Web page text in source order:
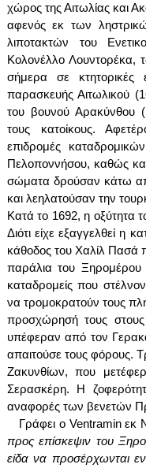
χώρος της Αιτωλίας και
αφενός εκ των
λιποτακτών του
Κολονέλλο Λουντορέκα,
σήμερα σε κτητορικές
παρασκευής Αιτωλικού
του βουνού Αρακύνθου
τους κατοίκους.
επιδρομές
Πελοποννήσου, καθώς
σώματα δρούσαν κάτω
και λεηλατούσαν την
Κατά το 1692, η οξύτητα
Διότι είχε εξαγγελθεί η
κάθοδος του Χαλίλ Πασά
παράλια του
καταδρομείς που
να τρομοκρατούν τους
προσχώρησή τους στους
υπέφεραν από τον
απαιτούσε τους φόρους.
Ζακυνθίων, που
Σερασκέρη. Η
αναφορές των βενετών
Γράφει ο Ventraminεκ
προς επίσκεψιν του
είδα να προσέρχωνται